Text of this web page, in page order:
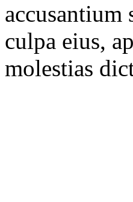
culpa eius,
molestias